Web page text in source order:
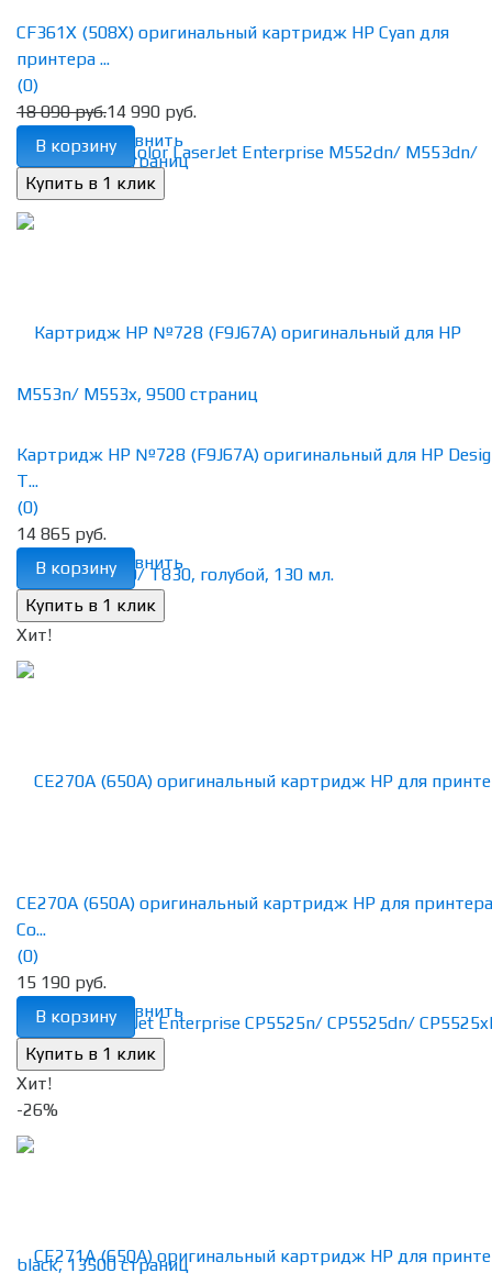
избранное сравнить
CF361X (508X) оригинальный картридж HP Cyan для
принтера ...
(0)
18 090 руб.14 990 руб.
В корзину
избранное сравнить
Картридж HP №728 (F9J67A) оригинальный для HP
T...
(0)
14 865 руб.
В корзину
Хит!
избранное сравнить
CE270A (650A) оригинальный картридж HP для
Co...
(0)
15 190 руб.
В корзину
Хит!
-26%